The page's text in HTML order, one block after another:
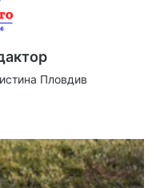
Пловдив